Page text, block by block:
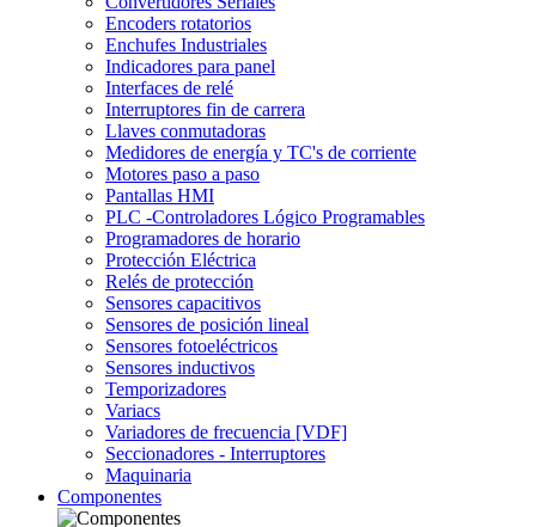
Encoders rotatorios
Enchufes Industriales
Indicadores para panel
Interfaces de relé
Interruptores fin de carrera
Llaves conmutadoras
Medidores de energía y TC's de corriente
Motores paso a paso
Pantallas HMI
PLC -Controladores Lógico Programables
Programadores de horario
Protección Eléctrica
Relés de protección
Sensores capacitivos
Sensores de posición lineal
Sensores fotoeléctricos
Sensores inductivos
Temporizadores
Variacs
Variadores de frecuencia [VDF]
Seccionadores - Interruptores
Maquinaria
Componentes